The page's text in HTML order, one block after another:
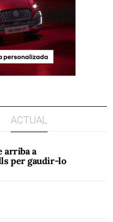
ACTUAL
arriba a
per gaudir-lo